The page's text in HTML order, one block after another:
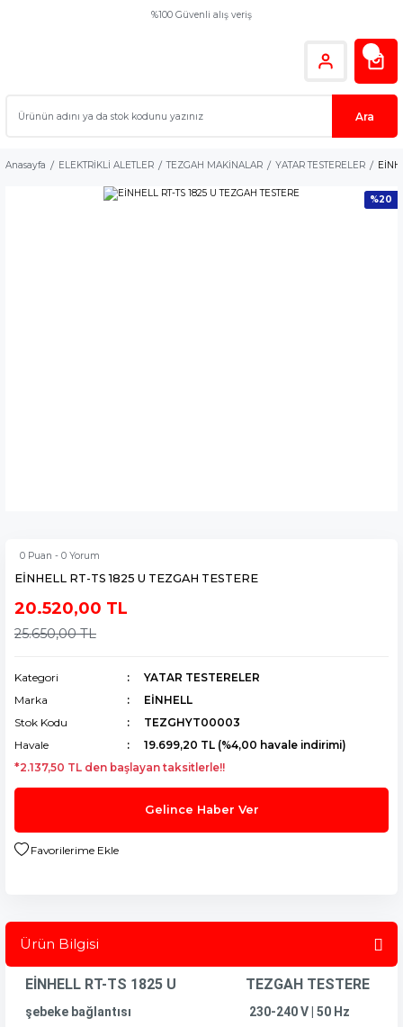
%100 Güvenli alış veriş
Ara
Anasayfa ELEKTRİKLİ ALETLER TEZGAH MAKİNALAR YATAR TESTERELER
%20
0 Puan - 0 Yorum
EİNHELL RT-TS 1825 U TEZGAH TESTERE
20.520,00 TL
25.650,00 TL
Kategori
YATAR TESTERELER
Marka
EİNHELL
Stok Kodu
TEZGHYT00003
Havale
19.699,20 TL (%4,00 havale indirimi)
*2.137,50 TL den başlayan taksitlerle!!
Gelince Haber Ver
Ürün Bilgisi
EİNHELL RT-TS 1825 U TEZGAH TESTERE
şebeke bağlantısı
230-240 V | 50 Hz